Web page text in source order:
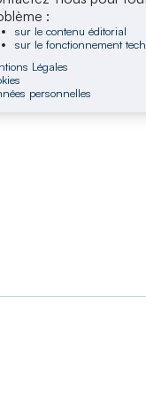
:
sur le contenu éditorial
sur le fonctionnement
Légales
personnelles